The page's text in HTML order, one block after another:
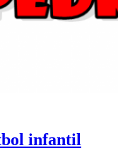
infantil